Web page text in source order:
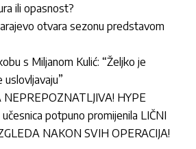
ili opasnost?
otvara sezonu predstavom
s Miljanom Kulić: “Željko je
uslovljavaju”
HYPE
potpuno promijenila LIČNI
NAKON SVIH OPERACIJA!